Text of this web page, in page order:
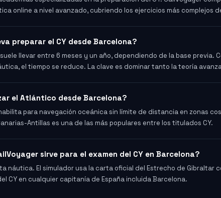
online a nivel avanzado, cubriendo los ejercicios más complejos
preparar el CY desde Barcelona?
llevar entre 6 meses y un año, dependiendo de la base previa.
el tiempo se reduce. La clave es dominar tanto la teoría
el Atlántico desde Barcelona?
para navegación oceánica sin límite de distancia en zonas
Antillas es una de las más populares entre los titulados CY.
sirve para el examen del CY en Barcelona?
náutica. El simulador usa la carta oficial del Estrecho de Gibraltar
CY en cualquier capitanía de España incluida Barcelona.